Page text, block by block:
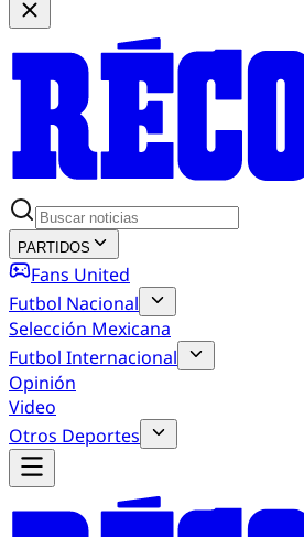
PARTIDOS
Fans United
Futbol Nacional
Selección Mexicana
Futbol Internacional
Opinión
Video
Otros Deportes